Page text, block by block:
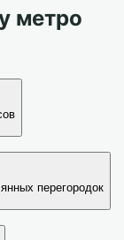
метро
перегородок